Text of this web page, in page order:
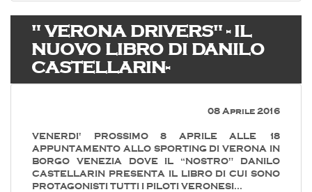
" VERONA DRIVERS" - IL
NUOVO LIBRO DI DANILO
CASTELLARIN-
08 Aprile 2016
VENERDI' PROSSIMO 8 APRILE ALLE 18
APPUNTAMENTO ALLO SPORTING DI VERONA IN
BORGO VENEZIA DOVE IL “NOSTRO" DANILO
CASTELLARIN PRESENTA IL LIBRO DI CUI SONO
PROTAGONISTI TUTTI I PILOTI VERONESI…